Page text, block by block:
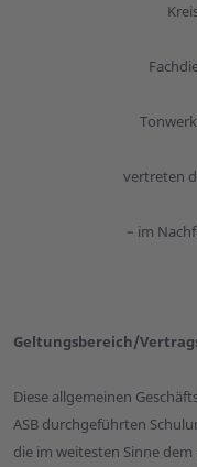
vertreten
– im
Geltungsbereich/
Diese allgemeinen
ASB durchgeführten
die im weitesten Sinne